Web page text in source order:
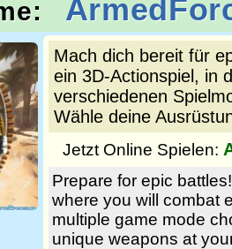
Mach dich bereit für
ein 3D-Actionspiel, in
verschiedenen
Wähle deine
Jetzt Online Spielen:
Prepare for epic
where you will combat
multiple game mode
unique weapons at